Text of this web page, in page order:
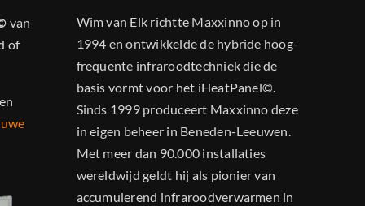
van
of
Wim van Elk richtte Maxxinno op in
1994 en ontwikkelde de hybride hoog-
frequente infraroodtechniek die de
basis vormt voor het iHeatPanel©.
Sinds 1999 produceert Maxxinno deze
in eigen beheer in Beneden-Leeuwen.
Met meer dan 90.000 installaties
wereldwijd geldt hij als pionier van
accumulerend infraroodverwarmen in